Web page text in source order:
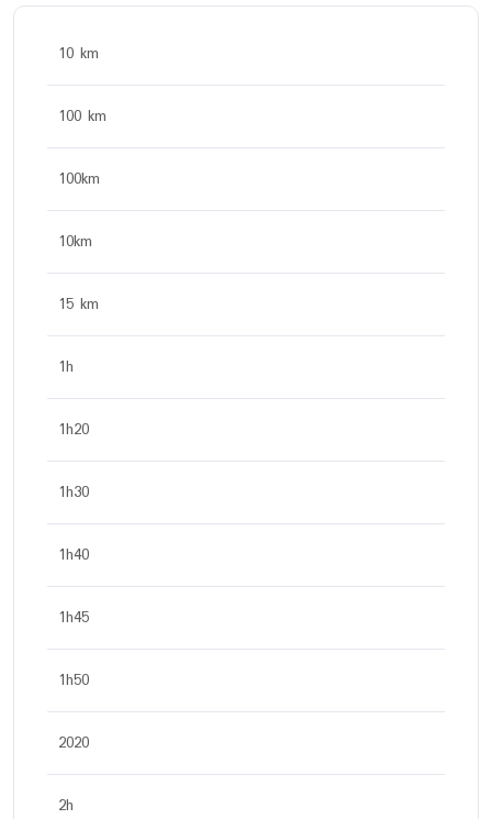
10 km
100 km
100km
10km
15 km
1h
1h20
1h30
1h40
1h45
1h50
2020
2h